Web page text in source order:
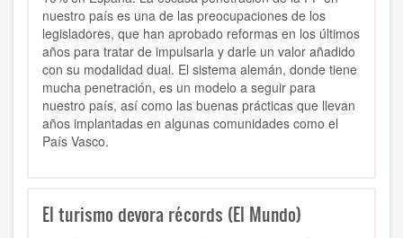
nuestro país es una de las preocupaciones de los
legisladores, que han aprobado reformas en los últimos
años para tratar de impulsarla y darle un valor añadido
con su modalidad dual. El sistema alemán, donde tiene
mucha penetración, es un modelo a seguir para
nuestro país, así como las buenas prácticas que llevan
años implantadas en algunas comunidades como el
País Vasco.
El turismo devora récords (El Mundo)